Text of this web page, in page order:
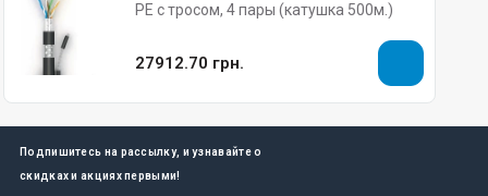
PE с тросом, 4 пары (катушка 500м.)
27912.70 грн.
Подпишитесь на рассылку, и узнавайте о
скидках и акциях первыми!